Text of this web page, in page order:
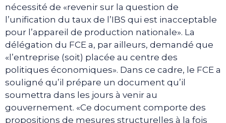
nécessité de «revenir sur la question de
l’unification du taux de l’IBS qui est inacceptable
pour l’appareil de production nationale». La
délégation du FCE a, par ailleurs, demandé que
«l’entreprise (soit) placée au centre des
politiques économiques». Dans ce cadre, le FCE a
souligné qu’il prépare un document qu’il
soumettra dans les jours à venir au
gouvernement. «Ce document comporte des
propositions de mesures structurelles à la fois